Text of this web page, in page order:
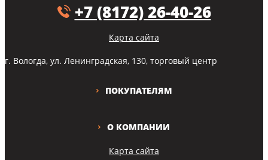
Карта сайта
О КОМПАНИИ
ПОКУПАТЕЛЯМ
+7 (8172) 26-40-26
Карта сайта
г. Вологда, ул. Ленинградская, 130, торговый центр